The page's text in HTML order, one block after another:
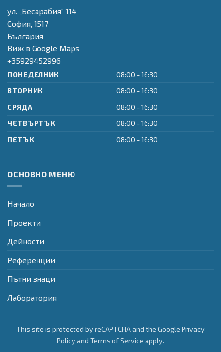
инфраструктура"
ул. „Бесарабия“ 114
София, 1517
България
Виж в Google Maps
+35929452996
ПОНЕДЕЛНИК
08:00 - 16:30
ВТОРНИК
08:00 - 16:30
СРЯДА
08:00 - 16:30
ЧЕТВЪРТЪК
08:00 - 16:30
ПЕТЪК
08:00 - 16:30
ОСНОВНО МЕНЮ
Начало
Проекти
Дейности
Референции
Пътни знаци
Лаборатория
This site is protected by reCAPTCHA and the Google Privacy
Policyand Terms of Service apply.